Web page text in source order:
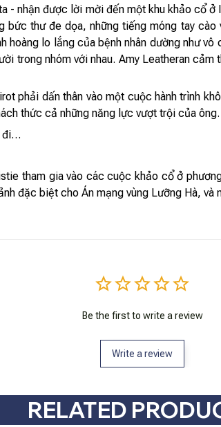
- nhận được lời mời đến một khu khảo cổ
bức thư đe dọa, những tiếng móng tay
hoàng lo lắng của bệnh nhân dường như
trong nhóm với nhau. Amy Leatheran
phải dấn thân vào một cuộc hành trình
thức cả những năng lực vượt trội của ông.
đi…
tham gia vào các cuộc khảo cổ ở
đặc biệt cho Án mạng vùng Lưỡng Hà,
Be the first to write a review
Write a review
RELATED